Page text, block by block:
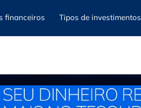
financeiros Tipos de investimentos